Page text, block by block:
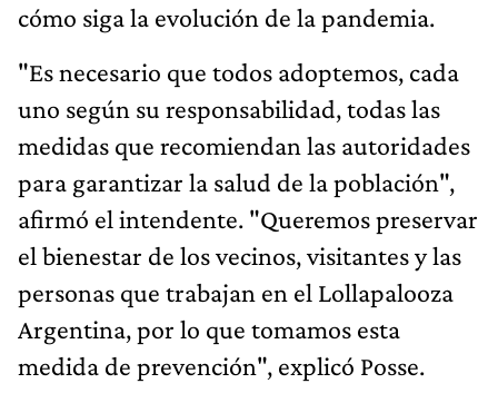
cómo siga la evolución de la pandemia.
"Es necesario que todos adoptemos, cada
uno según su responsabilidad, todas las
medidas que recomiendan las autoridades
para garantizar la salud de la población",
afirmó el intendente. "Queremos preservar
el bienestar de los vecinos, visitantes y las
personas que trabajan en el Lollapalooza
Argentina, por lo que tomamos esta
medida de prevención", explicó Posse.